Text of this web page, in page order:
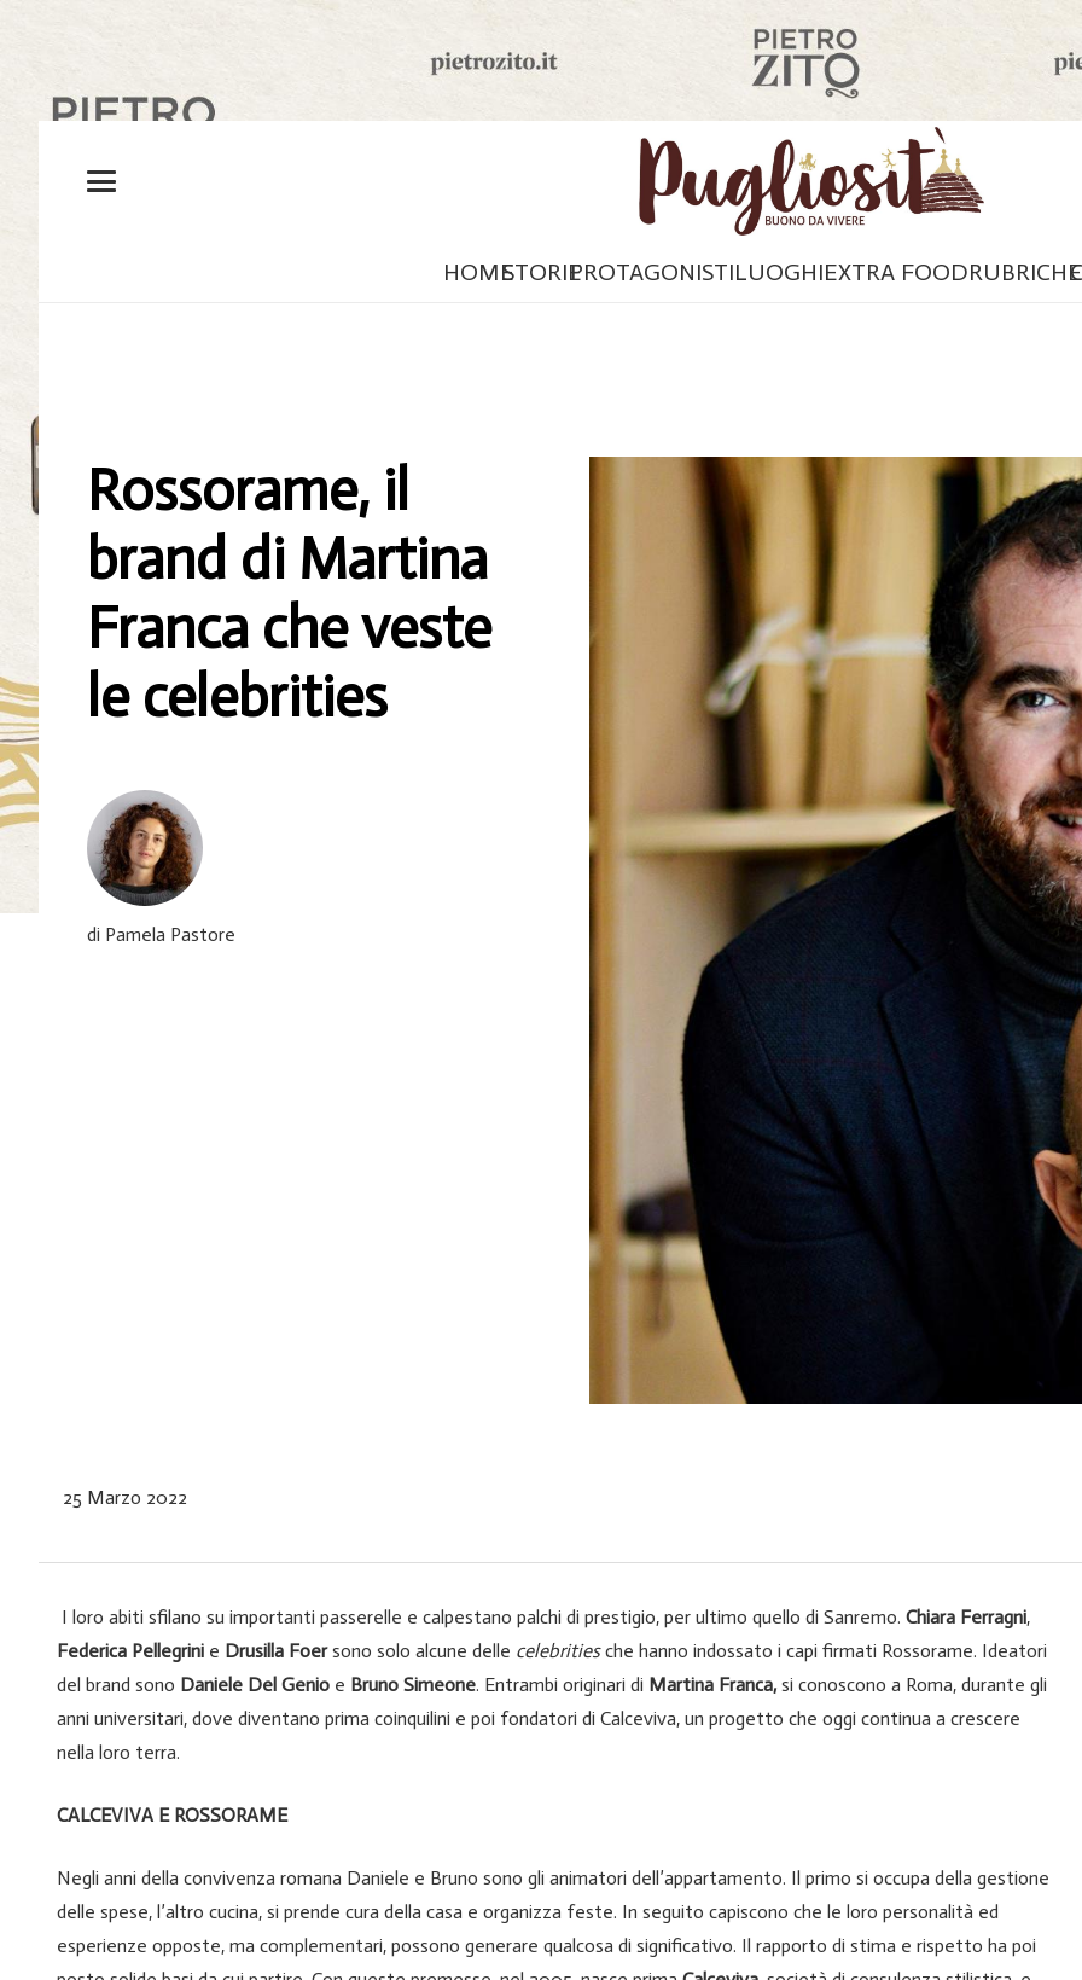
HOMESTORIEPROTAGONISTILUOGHIEXTRA FOODRUBRICHE
Rossorame, il
brand di Martina
Franca che veste
le celebrities
di Pamela Pastore
25 Marzo 2022
I loro abiti sfilano su importanti passerelle e calpestano palchi di prestigio, per ultimo quello di Sanremo. Chiara Ferragni,
Federica Pellegrini e Drusilla Foersono solo alcune delle celebritiesche hanno indossato i capi firmati Rossorame. Ideatori
del brand sono Daniele Del Genio e Bruno Simeone. Entrambi originari di Martina Franca, si conoscono a Roma, durante gli
anni universitari, dove diventano prima coinquilini e poi fondatori di Calceviva, un progetto che oggi continua a crescere
nella loro terra.
CALCEVIVA E ROSSORAME
Negli anni della convivenza romana Daniele e Bruno sono gli animatori dell’appartamento. Il primo si occupa della gestione
delle spese, l’altro cucina, si prende cura della casa e organizza feste. In seguito capiscono che le loro personalità ed
esperienze opposte, ma complementari, possono generare qualcosa di significativo. Il rapporto di stima e rispetto ha poi